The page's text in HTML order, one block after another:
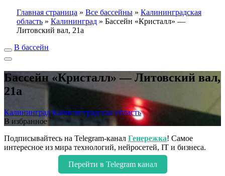
Главная страница » Все бассейны » Калининградская
область » Калининград » Бассейн «Кристалл» —
Литовский вал, 21а
В бассейн
Бассейн «Кристалл» — Литовский вал,
21а
Калининград Калининградская область
В избранное
Подписывайтесь на Telegram-канал Генережка! Самое
интересное из мира технологий, нейросетей, IT и бизнеса.
Перейти в Telegram канал